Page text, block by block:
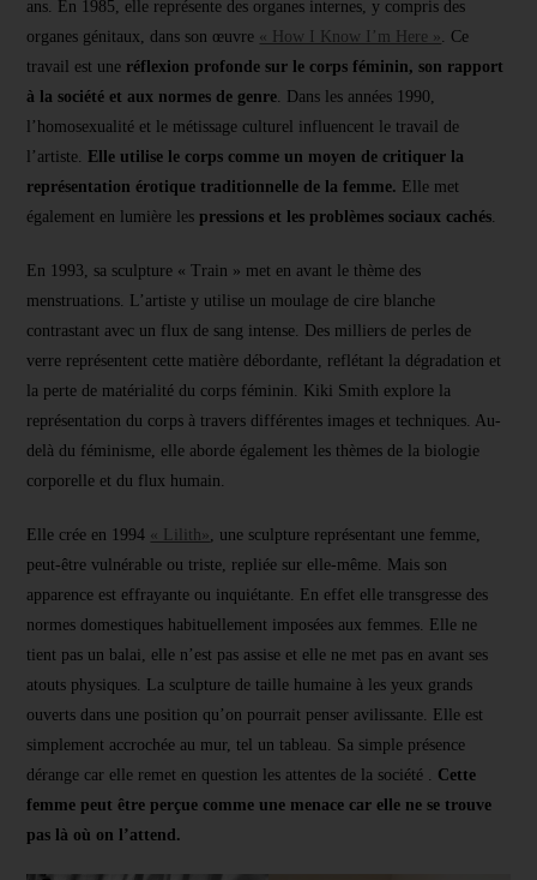
ans. En 1985, elle représente des organes internes, y compris des
organes génitaux, dans son œuvre « How I Know I’m Here ». Ce
travail est une réflexion profonde sur le corps féminin, son rapport
à la société et aux normes de genre. Dans les années 1990,
l’homosexualité et le métissage culturel influencent le travail de
l’artiste.
Elle utilise le corps comme un moyen de critiquer la
représentation érotique traditionnelle de la femme. Elle met
également en lumière lespressions et les problèmes sociaux cachés.
En 1993, sa sculpture « Train » met en avant le thème des
menstruations. L’artiste y utilise un moulage de cire blanche
contrastant avec un flux de sang intense. Des milliers de perles de
verre représentent cette matière débordante, reflétant la dégradation et
la perte de matérialité du corps féminin. Kiki Smith explore la
représentation du corps à travers différentes images et techniques. Au-
delà du féminisme, elle aborde également les thèmes de la biologie
corporelle et du flux humain.
Elle crée en 1994 « Lilith», une sculpture représentant une femme,
peut-être vulnérable ou triste, repliée sur elle-même. Mais son
apparence est effrayante ou inquiétante. En effet elle transgresse des
normes domestiques habituellement imposées aux femmes. Elle ne
tient pas un balai, elle n’est pas assise et elle ne met pas en avant ses
atouts physiques. La sculpture de taille humaine à les yeux grands
ouverts dans une position qu’on pourrait penser avilissante. Elle est
simplement accrochée au mur, tel un tableau. Sa simple présence
dérange car elle remet en question les attentes de la société . Cette
femme peut être perçue comme une menace car elle ne se trouve
pas là où on l’attend.